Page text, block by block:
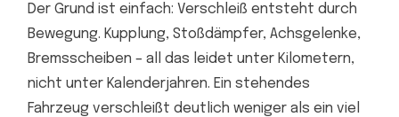
Der Grund ist einfach: Verschleiß entsteht durch
Bewegung. Kupplung, Stoßdämpfer, Achsgelenke,
Bremsscheiben – all das leidet unter Kilometern,
nicht unter Kalenderjahren. Ein stehendes
Fahrzeug verschleißt deutlich weniger als ein viel